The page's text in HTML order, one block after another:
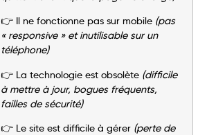
👉 Il ne fonctionne pas sur mobile (pas
« responsive » et inutilisable sur un
téléphone)
👉 La technologie est obsolète (difficile
à mettre à jour, bogues fréquents,
failles de sécurité)
👉 Le site est difficile à gérer (perte de